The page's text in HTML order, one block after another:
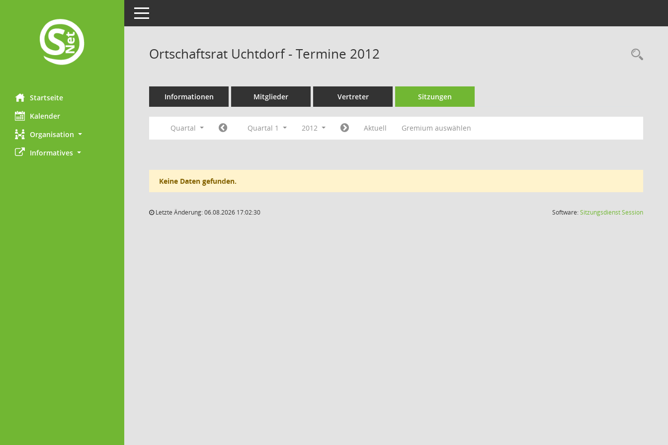
Startseite
Kalender
Organisation
Informatives
Toggle navigation
Ortschaftsrat Uchtdorf - Termine 2012
Informationen Mitglieder Vertreter Sitzungen
Quartal Quartal 1 2012 Aktuell Gremium auswählen
Keine Daten gefunden.
Letzte Änderung: 06.08.2026 17:02:30 Software:SitzungsdienstSession(Wird in